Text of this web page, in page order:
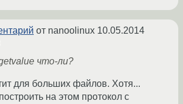
от nanoolinux 10.05.2014
что-ли?
для больших файлов. Хотя...
на этом протокол с